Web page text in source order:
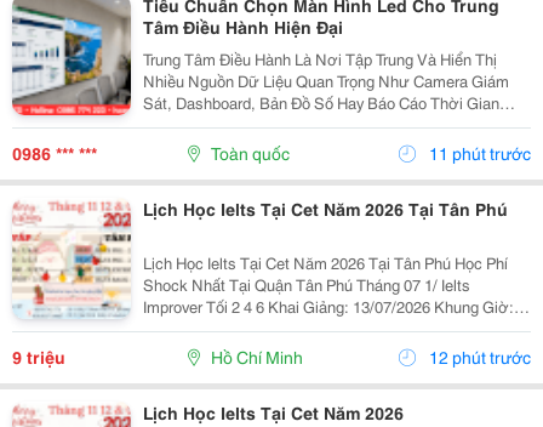
Tiêu Chuẩn Chọn Màn Hình Led Cho Trung
Tâm Điều Hành Hiện Đại
Trung Tâm Điều Hành Là Nơi Tập Trung Và Hiển Thị
Nhiều Nguồn Dữ Liệu Quan Trọng Như Camera Giám
Sát, Dashboard, Bản Đồ Số Hay Báo Cáo Thời Gian
Thực. Vì Vậy, Việc Lựa Chọn Màn Hình Led Phù Hợp Sẽ
Ảnh Hưởng Trực Tiếp Đến Hiệu Quả Giám Sát Và Khả
Năng...
0986 *** *** Toàn quốc 11 phút trước
Lịch Học Ielts Tại Cet Năm 2026 Tại Tân Phú
Lịch Học Ielts Tại Cet Năm 2026 Tại Tân Phú Học Phí
Shock Nhất Tại Quận Tân Phú Tháng 07 1/ Ielts
Improver Tối 2 4 6 Khai Giảng: 13/07/2026 Khung Giờ:
18:00 Đến 21:00 Học Phí Ưu Đãi 5% Khi Đăng Ký 2/ Ielts
Basic Tối 3 5 7 Khai...
9 triệu Hồ Chí Minh 12 phút trước
Lịch Học Ielts Tại Cet Năm 2026